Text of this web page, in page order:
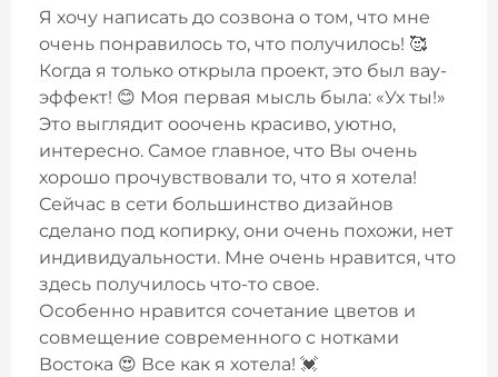
Я хочу написать до созвона о том, что мне
очень понравилось то, что получилось! 🥰
Когда я только открыла проект, это был вау-
эффект! 😊 Моя первая мысль была: «Ух ты!»
Это выглядит ооочень красиво, уютно,
интересно. Самое главное, что Вы очень
хорошо прочувствовали то, что я хотела!
Сейчас в сети большинство дизайнов
сделано под копирку, они очень похожи, нет
индивидуальности. Мне очень нравится, что
здесь получилось что-то свое.
Особенно нравится сочетание цветов и
совмещение современного с нотками
Востока 😍 Все как я хотела! 💓